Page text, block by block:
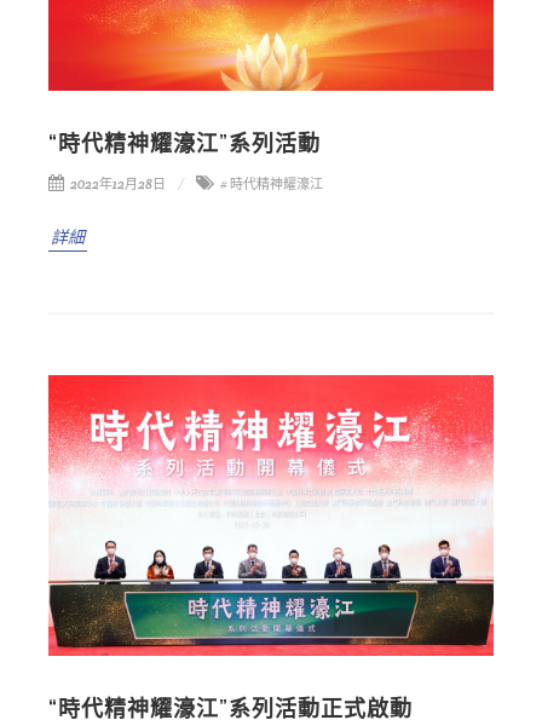
“時代精神耀濠江”系列活動
2022年12月28日 # 時代精神耀濠江
詳細
“時代精神耀濠江”系列活動正式啟動